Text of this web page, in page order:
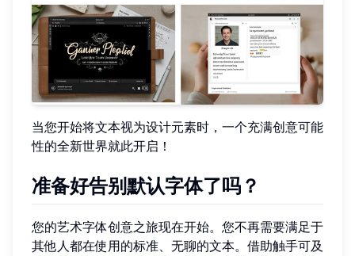
当您开始将文本视为设计元素时，一个充满创意可能
性的全新世界就此开启！
准备好告别默认字体了吗？
您的艺术字体创意之旅现在开始。您不再需要满足于
其他人都在使用的标准、无聊的文本。借助触手可及